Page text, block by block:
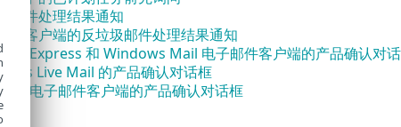
邮件处理结果通知
件客户端的反垃圾邮件处理结果通知
Express 和 Windows Mail 电子邮件客户端的产品确认对
Live Mail 的产品确认对话框
电子邮件客户端的产品确认对话框